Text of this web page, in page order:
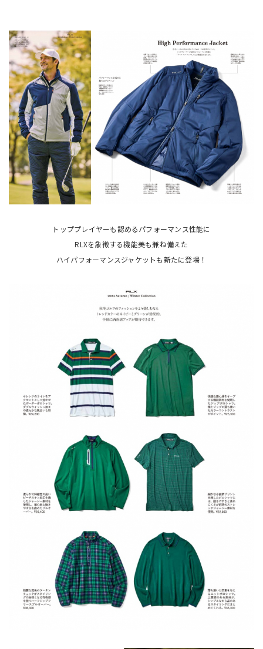
トッププレイヤーも認めるパフォーマンス性能に
RLXを象徴する機能美も兼ね備えた
ハイパフォーマンスジャケットも新たに登場！